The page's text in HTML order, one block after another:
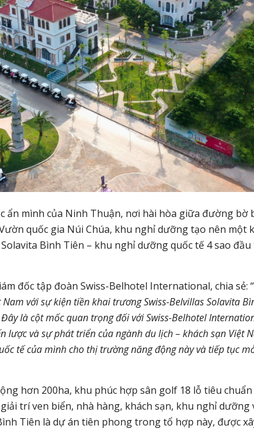
ẩn mình của Ninh Thuận, nơi hài hòa giữa đường bờ
quốc gia Núi Chúa, khu nghỉ dưỡng tạo nên một
Bình Tiên – khu nghỉ dưỡng quốc tế 4 sao
đốc tập đoàn Swiss-Belhotel International, chia sẻ: “
với sự kiện tiền khai trương Swiss-Belvillas Solavita
là cột mốc quan trọng đối với Swiss-Belhotel
lược và sự phát triển của ngành du lịch – khách sạn Việt
tế của mình cho thị trường năng động này và tiếp tục
hơn 200ha, khu phúc hợp sân golf 18 lỗ tiêu chuẩn
trí ven biển, nhà hàng, khách sạn, khu nghỉ dưỡng
Tiên là dự án tiên phong trong tổ hợp này, được